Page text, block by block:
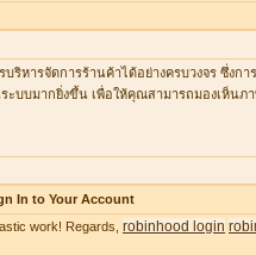
บริหารจัดการร้านค้าได้อย่างครบวงจร ซึ่งก
ะบบมากยิ่งขึ้น เพื่อให้คุณสามารถมองเห็นภ
In to Your Account
work! Regards, robinhood login